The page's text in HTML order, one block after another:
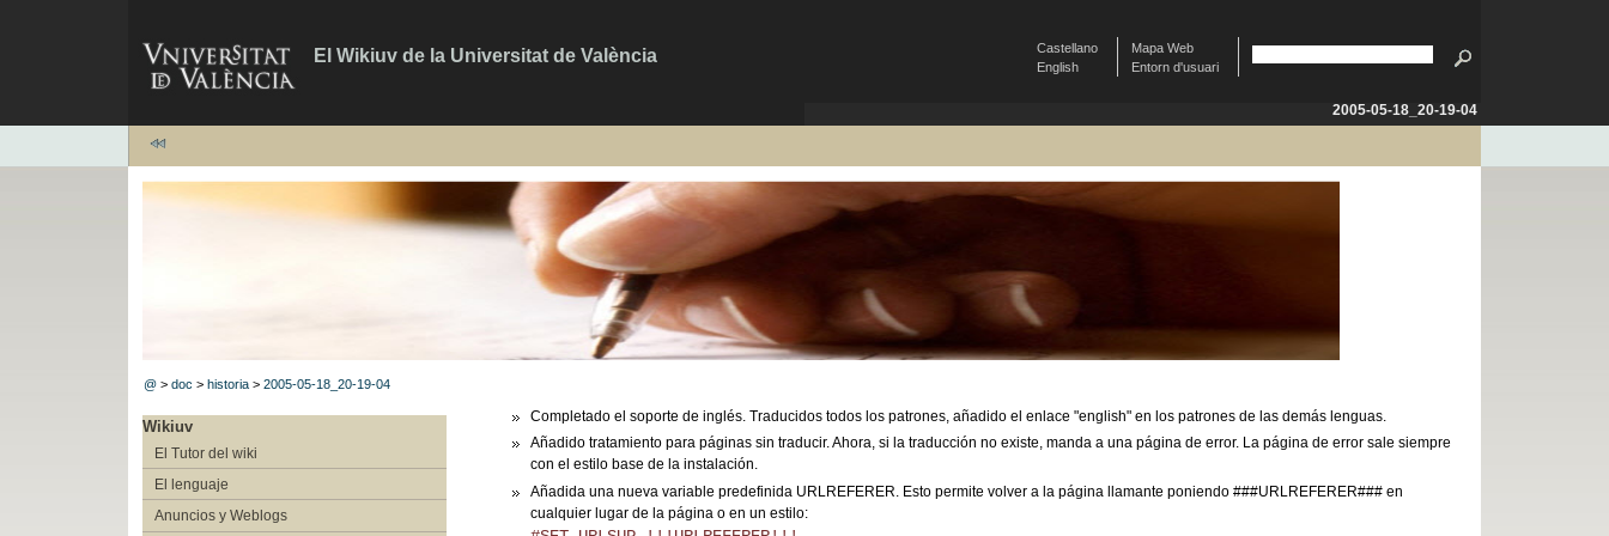
El Wikiuv de la Universitat de València
Mapa Web
Entorn d'usuari
Castellano
English
2005-05-18_20-19-04
@ >doc >historia >2005-05-18_20-19-04
Wikiuv
El Tutor del wiki
El lenguaje
Anuncios y Weblogs
Completado el soporte de inglés. Traducidos todos los patrones, añadido el enlace "english" en los patrones de las demás lenguas.
Añadido tratamiento para páginas sin traducir. Ahora, si la traducción no existe, manda a una página de error. La página de error sale siempre
con el estilo base de la instalación.
Añadida una nueva variable predefinida URLREFERER. Esto permite volver a la página llamante poniendo ###URLREFERER### en
cualquier lugar de la página o en un estilo: